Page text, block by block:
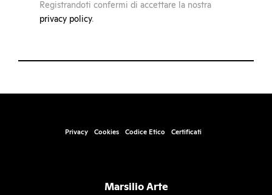
Registrandoti confermi di accettare la nostra
privacy policy.
Privacy Cookies Codice Etico Certificati
Marsilio Arte